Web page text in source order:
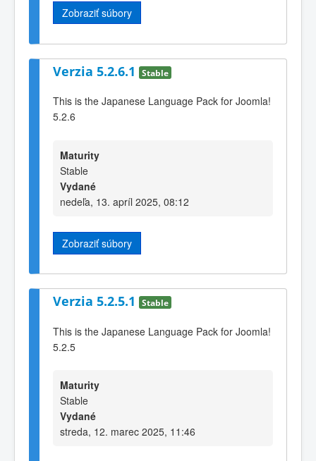
Zobraziť súbory
Verzia 5.2.6.1 Stable
This is the Japanese Language Pack for Joomla!
5.2.6
Maturity
Stable
Vydané
nedeľa, 13. apríl 2025, 08:12
Zobraziť súbory
Verzia 5.2.5.1 Stable
This is the Japanese Language Pack for Joomla!
5.2.5
Maturity
Stable
Vydané
streda, 12. marec 2025, 11:46